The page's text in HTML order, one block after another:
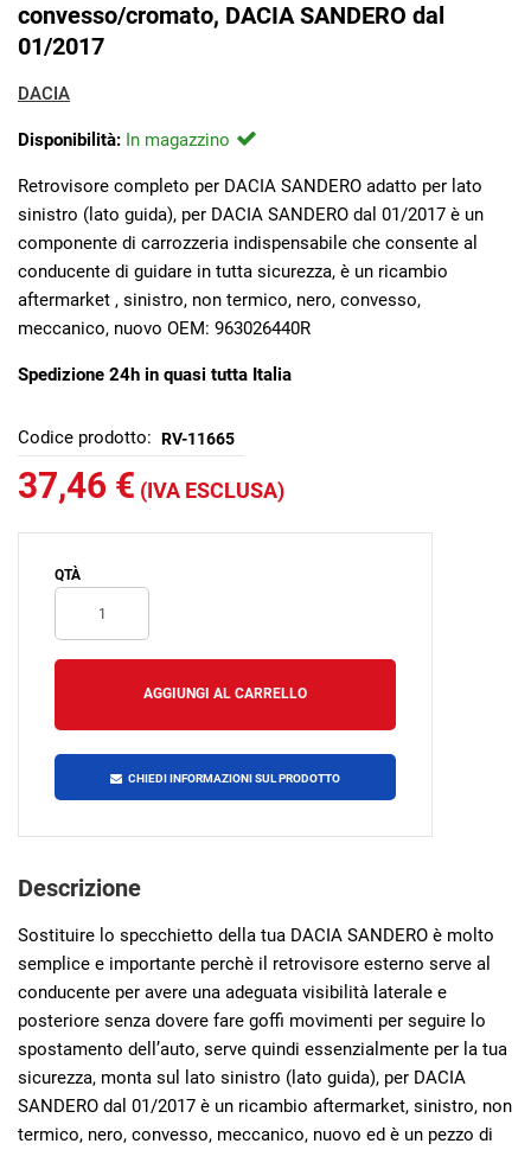
convesso/cromato, DACIA SANDERO dal
01/2017
DACIA
Disponibilità: In magazzino
Retrovisore completo per DACIA SANDERO adatto per lato
sinistro (lato guida), per DACIA SANDERO dal 01/2017 è un
componente di carrozzeria indispensabile che consente al
conducente di guidare in tutta sicurezza, è un ricambio
aftermarket , sinistro, non termico, nero, convesso,
meccanico, nuovo OEM: 963026440R
Spedizione 24h in quasi tutta Italia
Codice prodotto: RV-11665
37,46 € (IVA ESCLUSA)
QTÀ
CHIEDI INFORMAZIONI SUL PRODOTTO
Descrizione
Sostituire lo specchietto della tua DACIA SANDERO è molto
semplice e importante perchè il retrovisore esterno serve al
conducente per avere una adeguata visibilità laterale e
posteriore senza dovere fare goffi movimenti per seguire lo
spostamento dell’auto, serve quindi essenzialmente per la tua
sicurezza, monta sul lato sinistro (lato guida), per DACIA
SANDERO dal 01/2017 è un ricambio aftermarket, sinistro, non
termico, nero, convesso, meccanico, nuovo ed è un pezzo di